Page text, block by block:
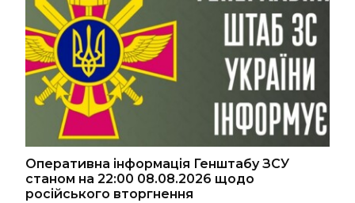
Оперативна інформація Генштабу ЗСУ
станом на 22:00 08.08.2026 щодо
російського вторгнення